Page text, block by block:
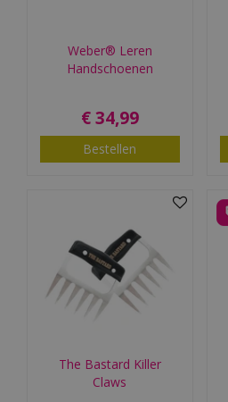
Weber® Leren
Handschoenen
€ 34,99
Bestellen
The Bastard Killer
Claws